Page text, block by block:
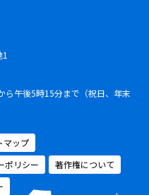
1
午後5時15分まで（祝日、年末
マップ
ポリシー
著作権について